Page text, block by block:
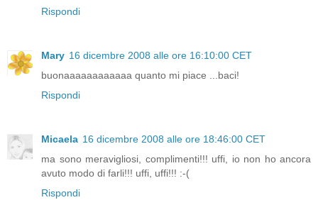
Rispondi
Mary 16 dicembre 2008 alle ore 16:10:00 CET
buonaaaaaaaaaaaa quanto mi piace ...baci!
Rispondi
Micaela 16 dicembre 2008 alle ore 18:46:00 CET
ma sono meravigliosi, complimenti!!! uffi, io non ho ancora
avuto modo di farli!!! uffi, uffi!!! :-(
Rispondi